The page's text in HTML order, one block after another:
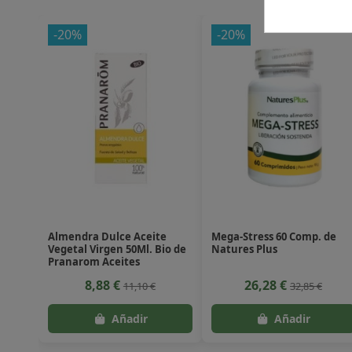
-20%
Almendra Dulce Aceite
Vegetal Virgen 50Ml. Bio de
Pranarom Aceites
8,88 € 11,10 €
-20%
Mega-Stress 60 Comp. de
Natures Plus
26,28 € 32,85 €